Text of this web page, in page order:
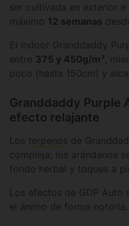
ser cultivada en exterior
máximo 12 semanas
El indoor Granddaddy
entre 375 y 450g/m² ,
poco (hasta 150cm) y
Granddaddy Purple
efecto relajante
Los terpenos de
compleja; los arándanos
fondo herbal y toques a
Los efectos de GDP
el ánimo de forma notoria.